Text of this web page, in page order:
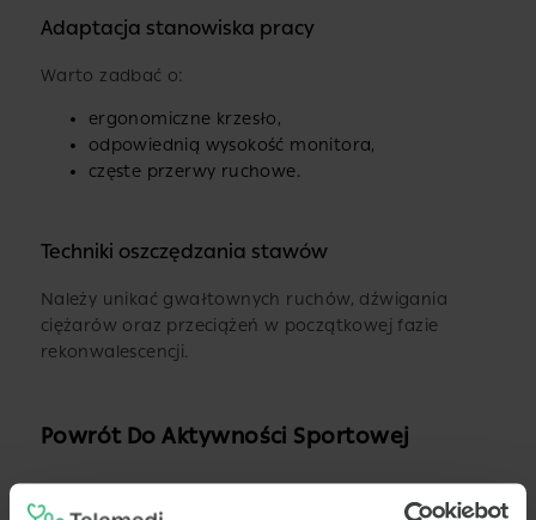
Adaptacja stanowiska pracy
Warto zadbać o:
ergonomiczne krzesło,
odpowiednią wysokość monitora,
częste przerwy ruchowe.
Techniki oszczędzania stawów
Należy unikać gwałtownych ruchów, dźwigania
ciężarów oraz przeciążeń w początkowej fazie
rekonwalescencji.
Powrót Do Aktywności Sportowej